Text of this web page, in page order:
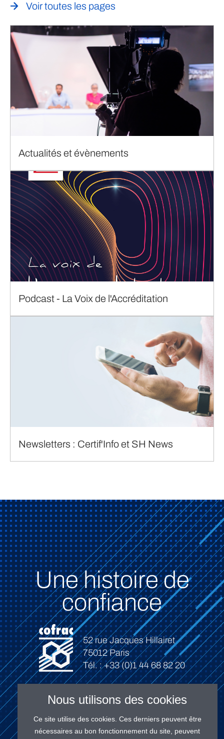
Voir toutes les pages
Actualités et évènements
Podcast - La Voix de l'Accréditation
Newsletters : Certif'Info et SH News
Une histoire de
confiance
52 rue Jacques Hillairet
75012 Paris
Tél. : +33 (0)1 44 68 82 20
Connexion
Nous utilisons des cookies
Ce site utilise des cookies. Ces derniers peuvent être
nécessaires au bon fonctionnement du site, peuvent